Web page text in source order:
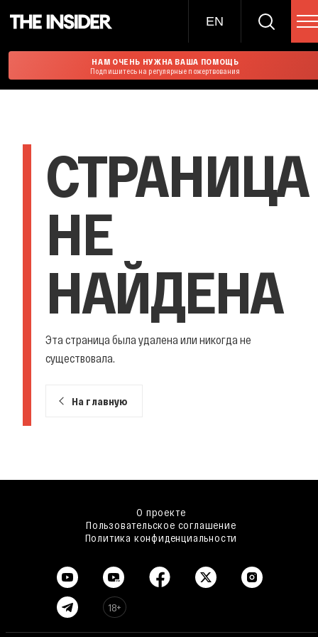
EN
НАМ ОЧЕНЬ НУЖНА ВАША ПОМОЩЬ
Подпишитесь на регулярные пожертвования
СТРАНИЦА
НЕ
НАЙДЕНА
Эта страница была удалена или никогда не
существовала.
На главную
О проекте
Пользовательское соглашение
Политика конфиденциальности
18+